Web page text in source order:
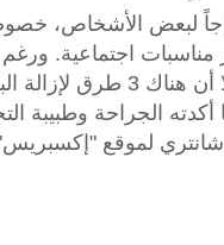
لبعض الأشخاص،
مناسبات اجتماعية.
البقع تتشكل بسرعة وتتلاشى ببطء إلا أن هناك 3 طرق
الجراحة وطبيبة
شانتري لموقع